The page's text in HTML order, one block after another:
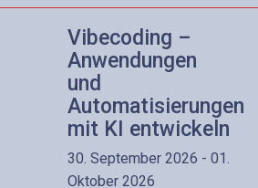
Vibecoding –
Anwendungen
und
Automatisierungen
mit KI entwickeln
30. September 2026 - 01.
Oktober 2026